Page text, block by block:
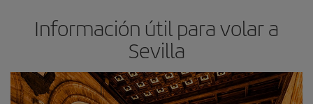
Información útil para volar a
Sevilla